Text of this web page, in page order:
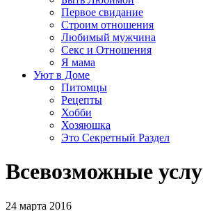
Первое свидание
Строим отношения
Любимый мужчина
Секс и Отношения
Я мама
Уют в Доме
Питомцы
Рецепты
Хобби
Хозяюшка
Это Секретный Раздел
Всевозможные
24 марта 2016